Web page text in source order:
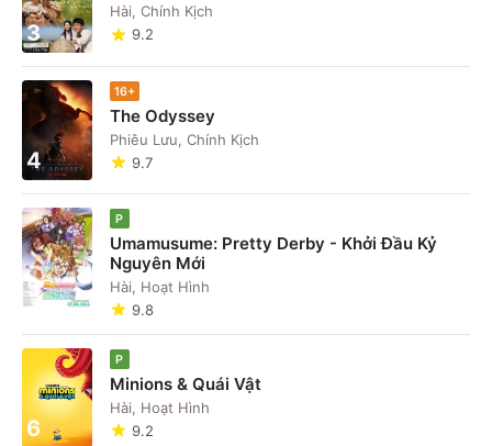
3
Hài, Chính Kịch
9.2
4
16+
The Odyssey
Phiêu Lưu, Chính Kịch
9.7
5
P
Umamusume: Pretty Derby - Khởi Đầu Kỷ
Nguyên Mới
Hài, Hoạt Hình
9.8
6
P
Minions & Quái Vật
Hài, Hoạt Hình
9.2